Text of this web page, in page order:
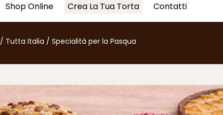
Shop Online Crea La Tua Torta Contatti
/ Tutta Italia / Specialità per la Pasqua